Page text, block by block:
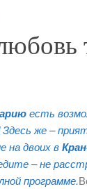
есть
Здесь же –
на двоих в
– не
программе.